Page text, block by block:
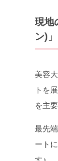
現地
ン)
美容
トを
を主
最先
ート